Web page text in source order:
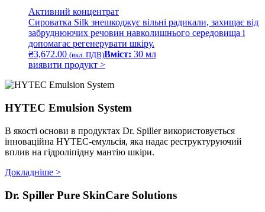
Активний концентрат
Сироватка Silk знешкоджує вільні радикали, захищає від
забруднюючих речовин навколишнього середовища і
допомагає регенерувати шкіру.
₴3,672.00 (вкл. ПДВ)Вміст: 30 мл
виявити продукт >
HYTEC Emulsion System
В якості основи в продуктах Dr. Spiller використовується
інноваційна HYTEC-емульсія, яка надає реструктуруючий
вплив на гідроліпідну мантію шкіри.
Докладніше >
Dr. Spiller Pure SkinCare Solutions